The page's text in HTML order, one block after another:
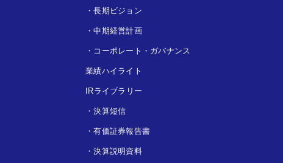
・長期ビジョン
・中期経営計画
・ コーポレート・ガバナンス
業績ハイライト
IRライブラリー
・決算短信
・有価証券報告書
・決算説明資料